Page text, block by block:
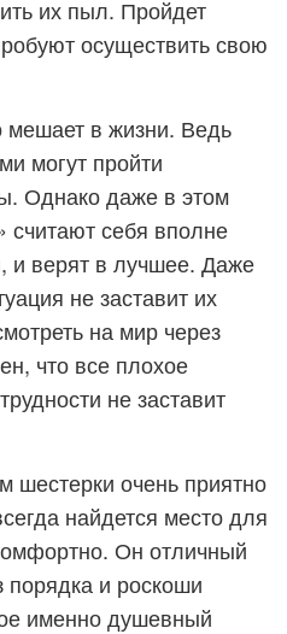
их пыл. Пройдет
осуществить свою
мешает в жизни. Ведь
могут пройти
Однако даже в этом
считают себя вполне
верят в лучшее. Даже
не заставит их
на мир через
что все плохое
не заставит
шестерки очень приятно
найдется место для
Он отличный
порядка и роскоши
именно душевный